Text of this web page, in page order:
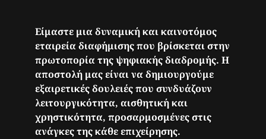
Είμαστε μια δυναμική και καινοτόμος
εταιρεία διαφήμισης που βρίσκεται στην
πρωτοπορία της ψηφιακής διαδρομής. Η
αποστολή μας είναι να δημιουργούμε
εξαιρετικές δουλειές που συνδυάζουν
λειτουργικότητα, αισθητική και
χρηστικότητα, προσαρμοσμένες στις
ανάγκες της κάθε επιχείρησης.